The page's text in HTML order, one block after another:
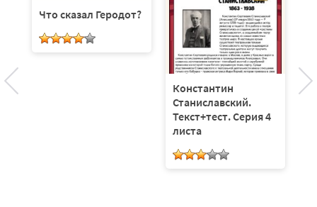
Что сказал Геродот?
Константин
Станиславский.
Текст+тест. Серия 4
листа